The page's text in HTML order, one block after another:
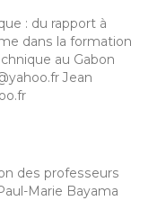
: du rapport à
dans la formation
au Gabon
Jean
des professeurs
Marie Bayama